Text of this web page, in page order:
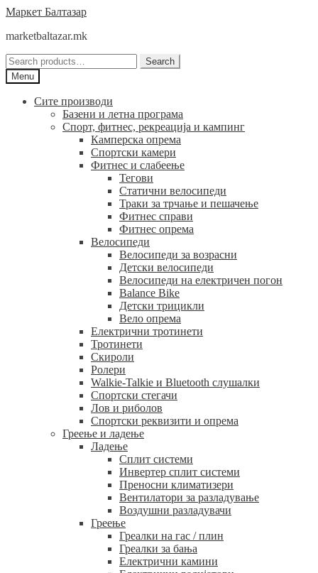
Skip
navigation
Skip
content
Маркет Балтазар
marketbaltazar.mk
Search
for:
Search
Menu
Сите производи
Базени и летна програма
Спорт, фитнес, рекреација и кампинг
Камперска опрема
Спортски камери
Фитнес и слабеење
Тегови
Статични велосипеди
Траки за трчање и пешачење
Фитнес справи
Фитнес опрема
Велосипеди
Велосипеди за возрасни
Детски велосипеди
Велосипеди на електричен погон
Balance Bike
Детски трицикли
Вело опрема
Електрични тротинети
Тротинети
Скироли
Ролери
Walkie-Talkie и Bluetooth слушалки
Спортски стегачи
Лов и риболов
Спортски реквизити и опрема
Греење и ладење
Ладење
Сплит системи
Инвертер сплит системи
Преносни климатизери
Вентилатори за разладување
Воздушни разладувачи
Греење
Греалки на гас / плин
Греалки за бања
Електрични камини